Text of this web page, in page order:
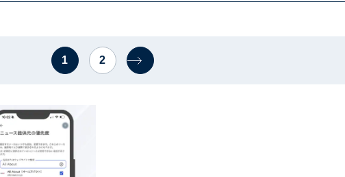
1 2